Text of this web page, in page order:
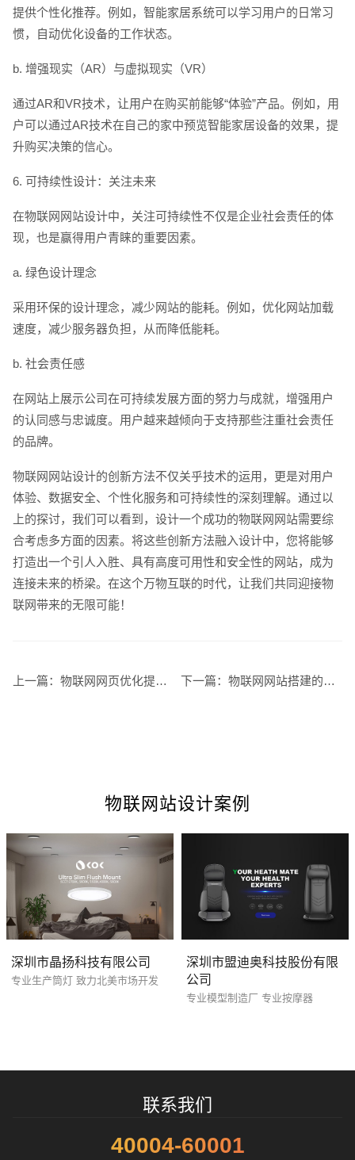
提供个性化推荐。例如，智能家居系统可以学习用户的日常习
惯，自动优化设备的工作状态。
b. 增强现实（AR）与虚拟现实（VR）
通过AR和VR技术，让用户在购买前能够“体验”产品。例如，用
户可以通过AR技术在自己的家中预览智能家居设备的效果，提
升购买决策的信心。
6. 可持续性设计：关注未来
在物联网网站设计中，关注可持续性不仅是企业社会责任的体
现，也是赢得用户青睐的重要因素。
a. 绿色设计理念
采用环保的设计理念，减少网站的能耗。例如，优化网站加载
速度，减少服务器负担，从而降低能耗。
b. 社会责任感
在网站上展示公司在可持续发展方面的努力与成就，增强用户
的认同感与忠诚度。用户越来越倾向于支持那些注重社会责任
的品牌。
物联网网站设计的创新方法不仅关乎技术的运用，更是对用户
体验、数据安全、个性化服务和可持续性的深刻理解。通过以
上的探讨，我们可以看到，设计一个成功的物联网网站需要综
合考虑多方面的因素。将这些创新方法融入设计中，您将能够
打造出一个引人入胜、具有高度可用性和安全性的网站，成为
连接未来的桥梁。在这个万物互联的时代，让我们共同迎接物
联网带来的无限可能！
上一篇： 物联网网页优化提升用户体验 下一篇：物联网网站搭建的热门趋势
物联网站设计案例
深圳市晶扬科技有限公司
专业生产筒灯 致力北美市场开发
深圳市盟迪奥科技股份有限
公司
专业模型制造厂 专业按摩器
联系我们
40004-60001